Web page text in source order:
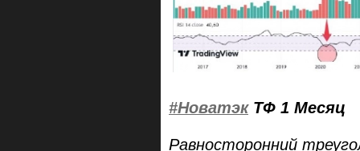
#НоватэкТФ 1 Месяц
Равносторонний